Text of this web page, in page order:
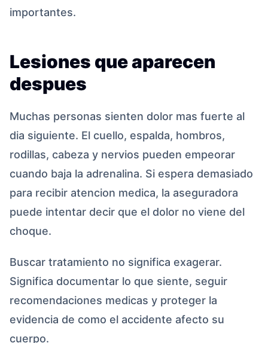
importantes.
Lesiones que aparecen
despues
Muchas personas sienten dolor mas fuerte al
dia siguiente. El cuello, espalda, hombros,
rodillas, cabeza y nervios pueden empeorar
cuando baja la adrenalina. Si espera demasiado
para recibir atencion medica, la aseguradora
puede intentar decir que el dolor no viene del
choque.
Buscar tratamiento no significa exagerar.
Significa documentar lo que siente, seguir
recomendaciones medicas y proteger la
evidencia de como el accidente afecto su
cuerpo.